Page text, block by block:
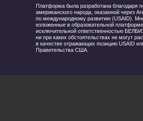
Платформа была разработана благодаря
американского народа, оказанной через
по международному развитию (USAID).
изложенные в образовательной
исключительной ответственностью
ни при каких обстоятельствах не могут
в качестве отражающих позицию USAID
Правительства США.